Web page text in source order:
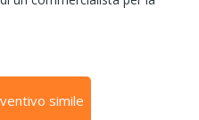
simile